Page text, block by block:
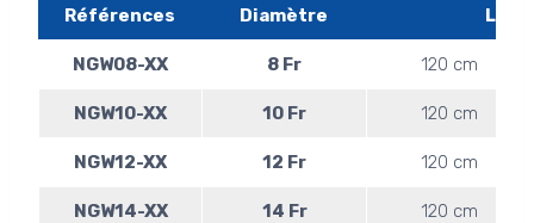
Références Diamètre
NGW08-XX 8 Fr 120 cm
NGW10-XX 10 Fr 120 cm
NGW12-XX 12 Fr 120 cm
NGW14-XX 14 Fr 120 cm